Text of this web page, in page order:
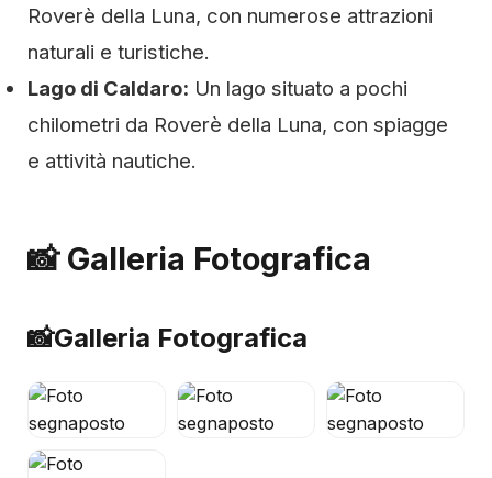
Roverè della Luna, con numerose attrazioni
naturali e turistiche.
Lago di Caldaro: Un lago situato a pochi
chilometri da Roverè della Luna, con spiagge
e attività nautiche.
📸 Galleria Fotografica
📸Galleria Fotografica